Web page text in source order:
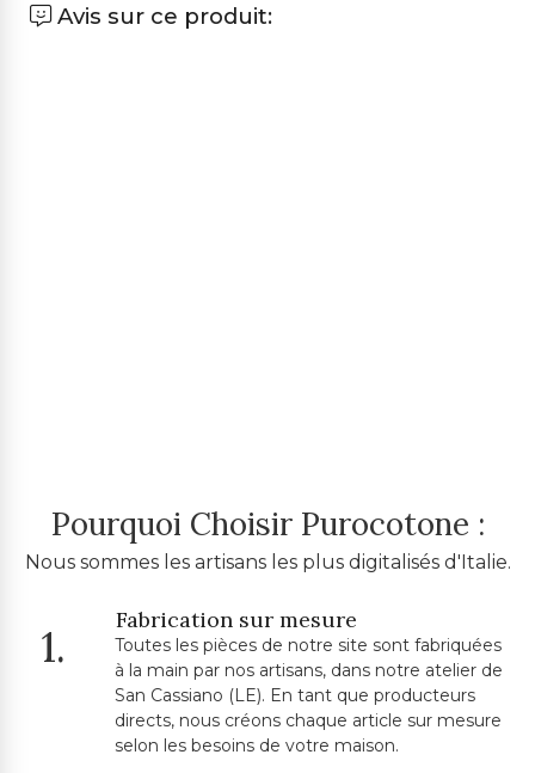
Avis sur ce produit:
Pourquoi Choisir Purocotone :
Nous sommes les artisans les plus digitalisés d'Italie.
1.
Fabrication sur mesure
Toutes les pièces de notre site sont fabriquées
à la main par nos artisans, dans notre atelier de
San Cassiano (LE). En tant que producteurs
directs, nous créons chaque article sur mesure
selon les besoins de votre maison.